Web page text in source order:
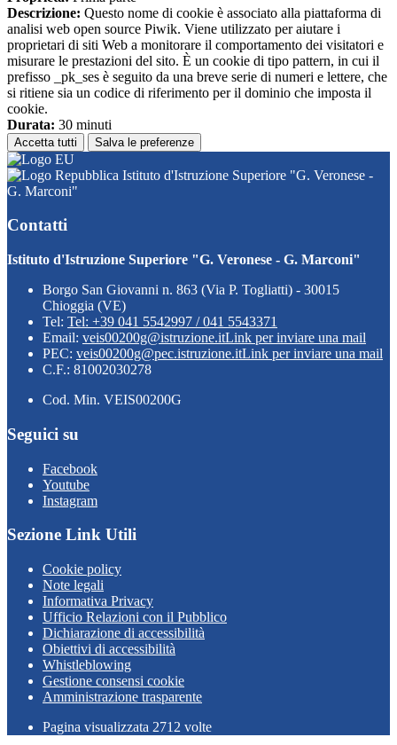
Descrizione: Questo nome di cookie è associato alla piattaforma di
analisi web open source Piwik. Viene utilizzato per aiutare i
proprietari di siti Web a monitorare il comportamento dei visitatori e
misurare le prestazioni del sito. È un cookie di tipo pattern, in cui il
prefisso _pk_ses è seguito da una breve serie di numeri e lettere, che
si ritiene sia un codice di riferimento per il dominio che imposta il
cookie.
Durata: 30 minuti
Accetta tutti Salva le preferenze
Istituto d'Istruzione Superiore "G. Veronese -
G. Marconi"
Contatti
Istituto d'Istruzione Superiore "G. Veronese - G. Marconi"
Borgo San Giovanni n. 863 (Via P. Togliatti) - 30015
Chioggia (VE)
Tel: Tel: +39 041 5542997 / 041 5543371
Email: veis00200g@istruzione.itLink per inviare una mail
PEC: veis00200g@pec.istruzione.itLink per inviare una mail
C.F.: 81002030278
Cod. Min. VEIS00200G
Seguici su
Facebook
Youtube
Instagram
Sezione Link Utili
Cookie policy
Note legali
Informativa Privacy
Ufficio Relazioni con il Pubblico
Dichiarazione di accessibilità
Obiettivi di accessibilità
Whistleblowing
Gestione consensi cookie
Amministrazione trasparente
Pagina visualizzata 2712 volte